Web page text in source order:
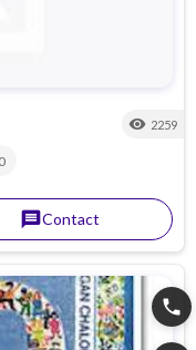
visibility 2259
messageContact
phone